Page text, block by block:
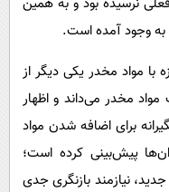
به وجود آمده است.
مواد مخدر یکی دیگر از
مخدر می‌داند و اظهار
برای اضافه شدن مواد
پیش‌بینی کرده است؛
نیازمند بازنگری جدی